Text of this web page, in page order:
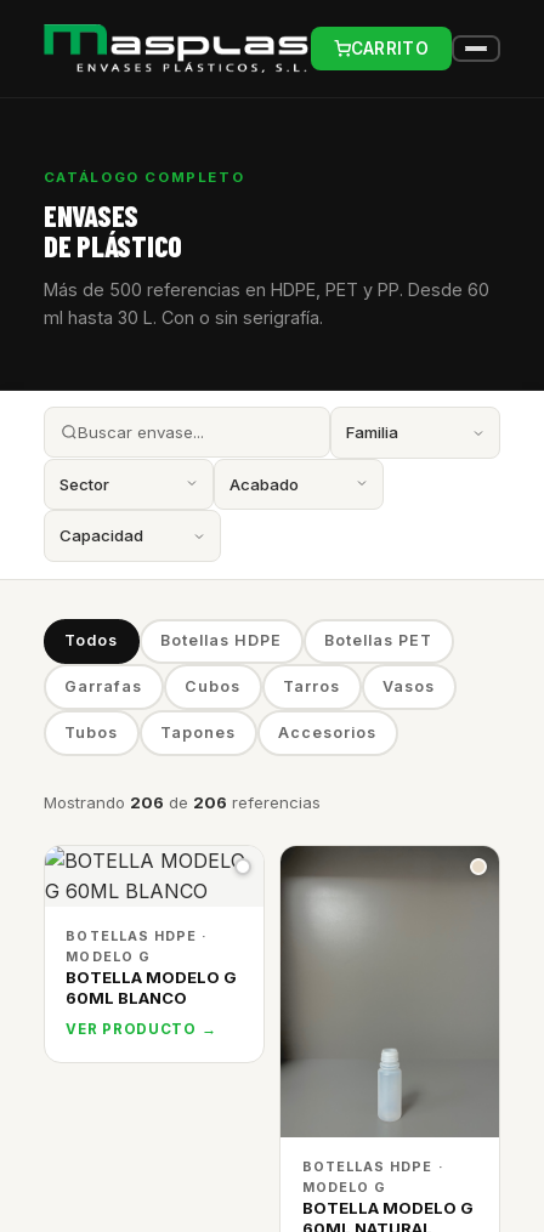
CARRITO
CATÁLOGO COMPLETO
ENVASES
DE PLÁSTICO
Más de 500 referencias en HDPE, PET y PP. Desde 60
ml hasta 30 L. Con o sin serigrafía.
Todos Botellas HDPE Botellas PET
Garrafas Cubos Tarros Vasos
Tubos Tapones Accesorios
Mostrando 206 de 206 referencias
BOTELLAS HDPE ·
MODELO G
BOTELLA MODELO G
60ML BLANCO
VER PRODUCTO →
BOTELLAS HDPE ·
MODELO G
BOTELLA MODELO G